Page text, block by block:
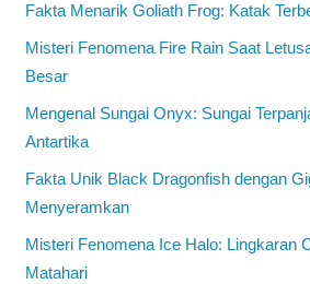
Fakta Menarik Goliath Frog: Katak
Misteri Fenomena Fire Rain Saat
Besar
Mengenal Sungai Onyx: Sungai
Antartika
Fakta Unik Black Dragonfish dengan
Menyeramkan
Misteri Fenomena Ice Halo: Lingkaran
Matahari